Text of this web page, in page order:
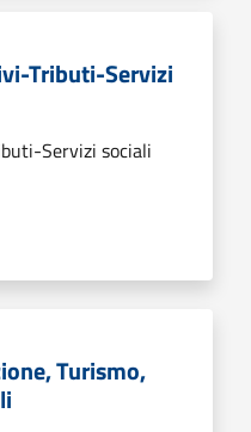
Tributi-Servizi
Servizi sociali
Turismo,